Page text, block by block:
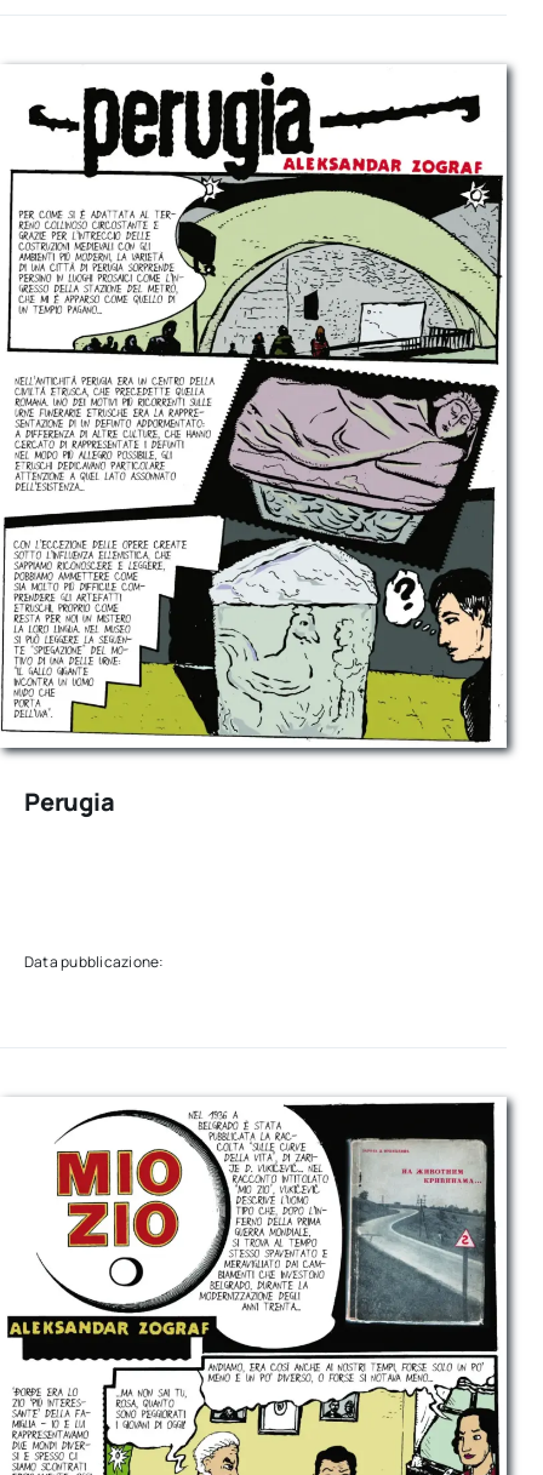
Perugia
Data pubblicazione: